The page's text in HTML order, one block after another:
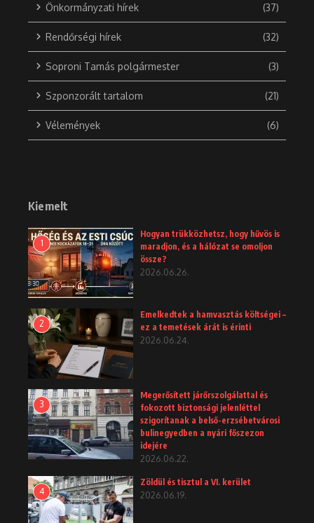
Önkormányzati hírek (37)
Rendőrségi hírek (32)
Soproni Tamás polgármester (3)
Szponzorált tartalom (21)
Vélemények (6)
Kiemelt
1
Hogyan trükközhetsz, hogy hűvös is
maradjon, és a hálózat se omoljon
össze?
2026.06.26.
2
Emelkedtek a hamvasztás költségei –
ez a temetések árát is érinti
2026.06.24.
3
Megerősített járőrszolgálattal és
fokozott biztonsági jelenléttel
szigorítanak a belső-erzsébetvárosi
bulinegyedben a nyári főszezon
idejére
2026.06.22.
4
Zöldül és tisztul a VI. kerület
2026.06.19.